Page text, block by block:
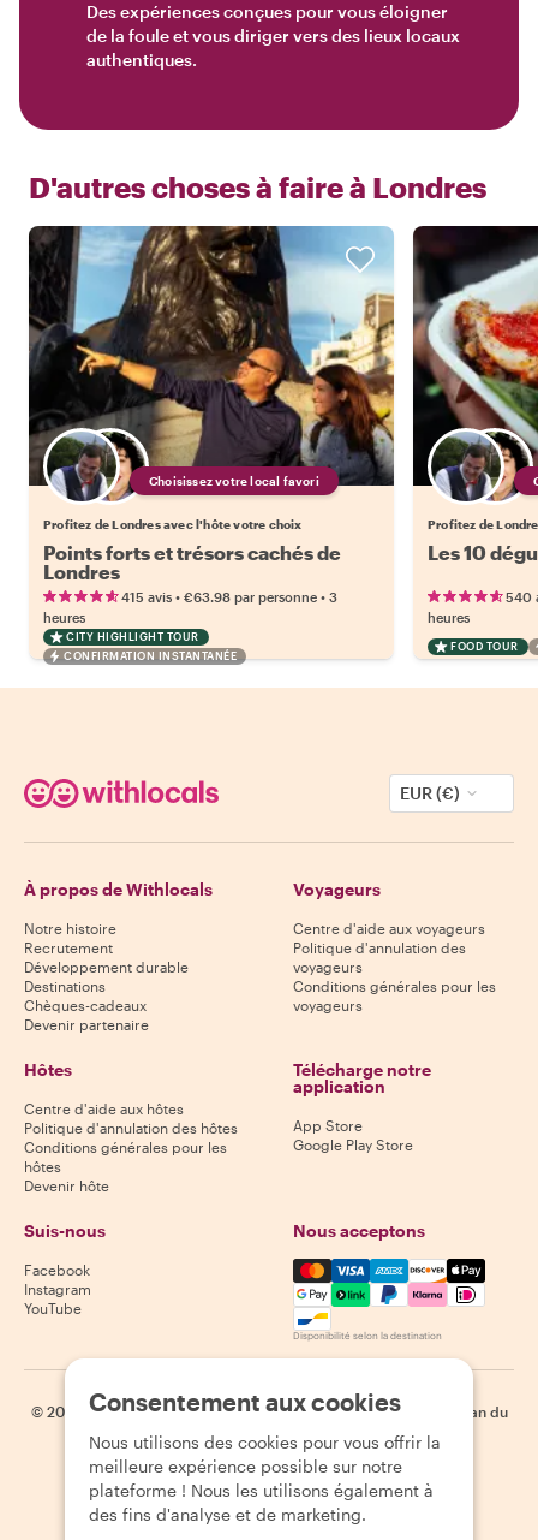
Des expériences conçues pour vous éloigner
de la foule et vous diriger vers des lieux locaux
authentiques.
D'autres choses à faire à Londres
Choisissez votre local favori
Profitez de Londres avec l'hôte votre choix
Points forts et trésors cachés de
Londres
415 avis • €63.98 par personne • 3
heures
CITY HIGHLIGHT TOUR
CONFIRMATION INSTANTANÉE
Profitez de
Les 10
540
heures
FOOD TOUR
EUR (€)
À propos de Withlocals
Notre histoire
Recrutement
Développement durable
Destinations
Chèques-cadeaux
Devenir partenaire
Voyageurs
Centre d'aide aux voyageurs
Politique d'annulation des
voyageurs
Conditions générales pour les
voyageurs
Hôtes
Centre d'aide aux hôtes
Politique d'annulation des hôtes
Conditions générales pour les
hôtes
Devenir hôte
Télécharge notre
application
App Store
Google Play Store
Suis-nous
Facebook
Instagram
YouTube
Nous acceptons
Mastercard, Visa, Amex,
Disponibilité selon la destination
© 2026 Withlocals.com | Politique de confidentialité | Cookies
Plan du
site
Consentement aux cookies
Nous utilisons des cookies pour vous offrir la
meilleure expérience possible sur notre
plateforme ! Nous les utilisons également à
des fins d'analyse et de marketing.